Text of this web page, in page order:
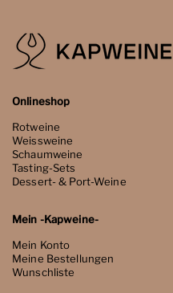
Onlineshop
Rotweine
Weissweine
Schaumweine
Tasting-Sets
Dessert- & Port-Weine
Mein -Kapweine-
Mein Konto
Meine Bestellungen
Wunschliste